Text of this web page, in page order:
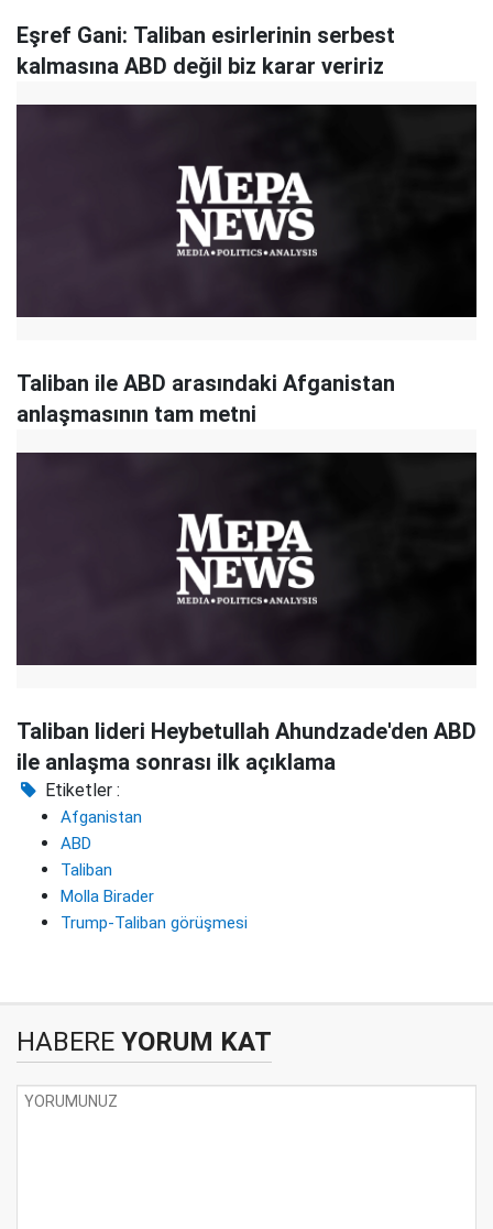
Eşref Gani: Taliban esirlerinin serbest
kalmasına ABD değil biz karar veririz
Taliban ile ABD arasındaki Afganistan
anlaşmasının tam metni
Taliban lideri Heybetullah Ahundzade'den ABD
ile anlaşma sonrası ilk açıklama
Etiketler :
Afganistan
ABD
Taliban
Molla Birader
Trump-Taliban görüşmesi
HABERE YORUM KAT